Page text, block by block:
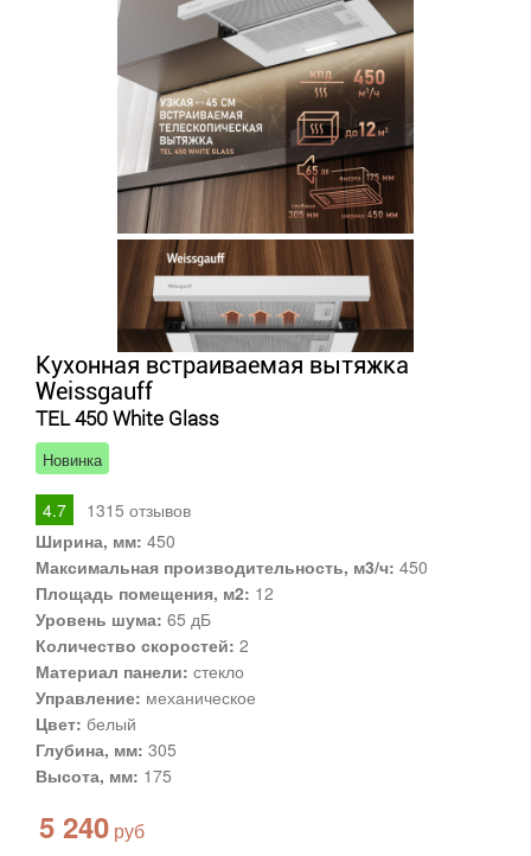
Кухонная встраиваемая вытяжка
Weissgauff
TEL 450 White Glass
Новинка
4.7 1315 отзывов
Ширина, мм: 450
Максимальная производительность, м3/ч: 450
Площадь помещения, м2: 12
Уровень шума: 65 дБ
Количество скоростей: 2
Материал панели: стекло
Управление: механическое
Цвет: белый
Глубина, мм: 305
Высота, мм: 175
5 240